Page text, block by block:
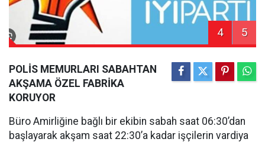
4 5
POLİS MEMURLARI SABAHTAN
AKŞAMA ÖZEL FABRİKA
KORUYOR
Büro Amirliğine bağlı bir ekibin sabah saat 06:30’dan
başlayarak akşam saat 22:30’a kadar işçilerin vardiya